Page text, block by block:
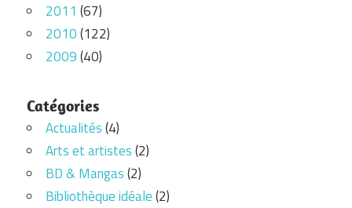
2011 (67)
2010(122)
2009(40)
Catégories
Actualités(4)
Arts et artistes(2)
BD & Mangas(2)
Bibliothèque idéale(2)